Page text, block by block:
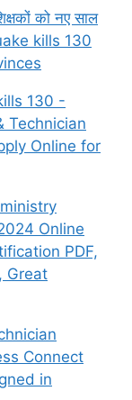
को नए साल
kills 130
130 -
Technician
Online for
Online
PDF,
Great
Connect
in